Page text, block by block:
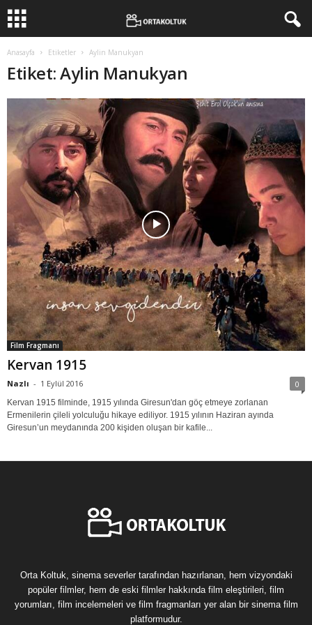
Anasayfa Etiketler Aylin Manukyan
Etiket: Aylin Manukyan
Film Fragmanı
Kervan 1915
Nazlı - 1 Eylül 2016 0
Kervan 1915 filminde, 1915 yılında Giresun'dan göç etmeye zorlanan
Ermenilerin çileli yolculuğu hikaye ediliyor. 1915 yılının Haziran ayında
Giresun’un meydanında 200 kişiden oluşan bir kafile...
Orta Koltuk, sinema severler tarafından hazırlanan, hem vizyondaki
popüler filmler, hem de eski filmler hakkında film eleştirileri, film
yorumları, film incelemeleri ve film fragmanları yer alan bir sinema film
platformudur.